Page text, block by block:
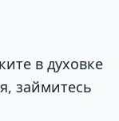
в духовке
займитесь